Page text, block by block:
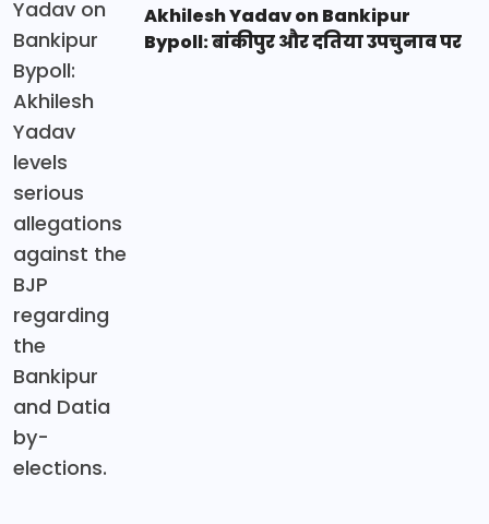
Akhilesh Yadav on Bankipur
Bypoll: बांकीपुर और दतिया उपचुनाव पर